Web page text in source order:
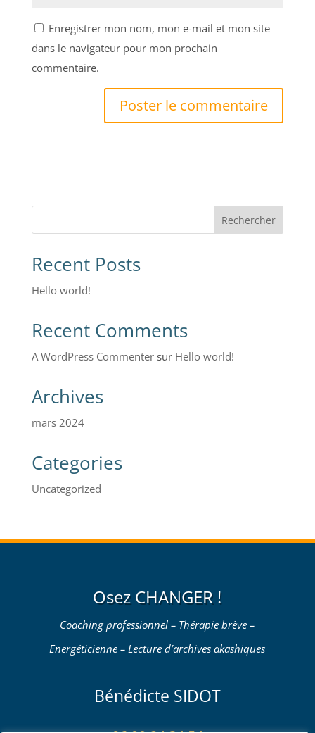
Enregistrer mon nom, mon e-mail et mon site
dans le navigateur pour mon prochain
commentaire.
Rechercher
Recent Posts
Hello world!
Recent Comments
A WordPress Commentersur Hello world!
Archives
mars 2024
Categories
Uncategorized
Osez CHANGER !
Coaching professionnel – Thérapie brève –
Energéticienne – Lecture d’archives akashiques
Bénédicte SIDOT